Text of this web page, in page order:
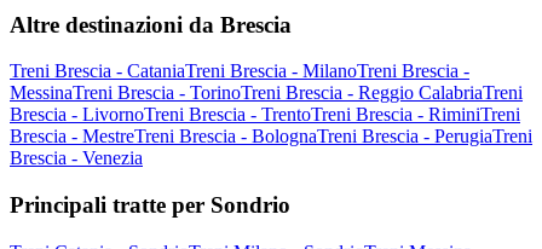
Altre destinazioni da Brescia
Treni Brescia - CataniaTreni Brescia - MilanoTreni Brescia -
MessinaTreni Brescia - TorinoTreni Brescia - Reggio CalabriaTreni
Brescia - LivornoTreni Brescia - TrentoTreni Brescia - RiminiTreni
Brescia - MestreTreni Brescia - BolognaTreni Brescia - PerugiaTreni
Brescia - Venezia
Principali tratte per Sondrio